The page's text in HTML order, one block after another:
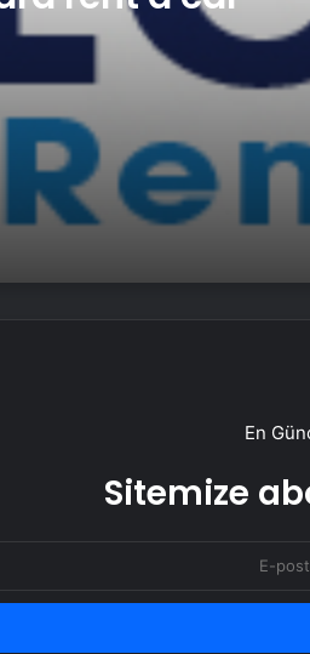
En
Sitemize